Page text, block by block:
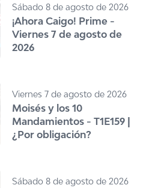
Sábado 8 de agosto de 2026
¡Ahora Caigo! Prime -
Viernes 7 de agosto de
2026
Viernes 7 de agosto de 2026
Moisés y los 10
Mandamientos - T1E159 |
¿Por obligación?
Sábado 8 de agosto de 2026